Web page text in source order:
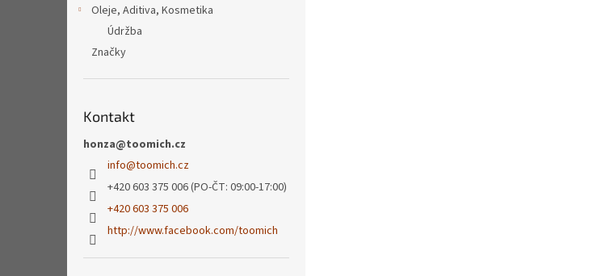
Oleje, Aditiva, Kosmetika
Údržba
Značky
Kontakt
honza@toomich.cz
info@toomich.cz
+420 603 375 006 (PO-ČT: 09:00-17:00)
+420 603 375 006
http://www.facebook.com/toomich